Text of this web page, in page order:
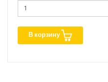
В корзину